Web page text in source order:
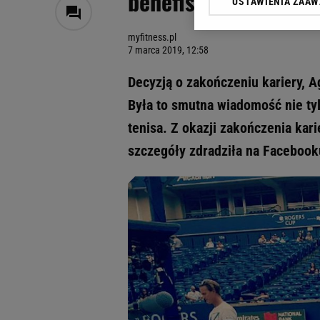
myfitness.pl
7 marca 2019, 12:58
Decyzją o zakończeniu kariery,
Była to smutna wiadomość nie
tenisa. Z okazji zakończenia
szczegóły zdradziła na
Klikając „Akceptuję”
My, nasi Zaufani
Użycie dokładnych
Przechowywanie
badnie odbiorców i